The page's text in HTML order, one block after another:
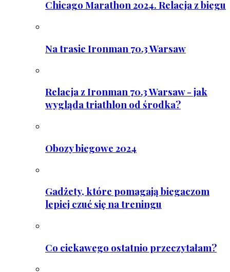
Chicago Marathon 2024. Relacja z biegu
Na trasie Ironman 70.3 Warsaw
Relacja z Ironman 70.3 Warsaw - jak
wygląda triathlon od środka?
Obozy biegowe 2024
Gadżety, które pomagają biegaczom
lepiej czuć się na treningu
Co ciekawego ostatnio przeczytałam?